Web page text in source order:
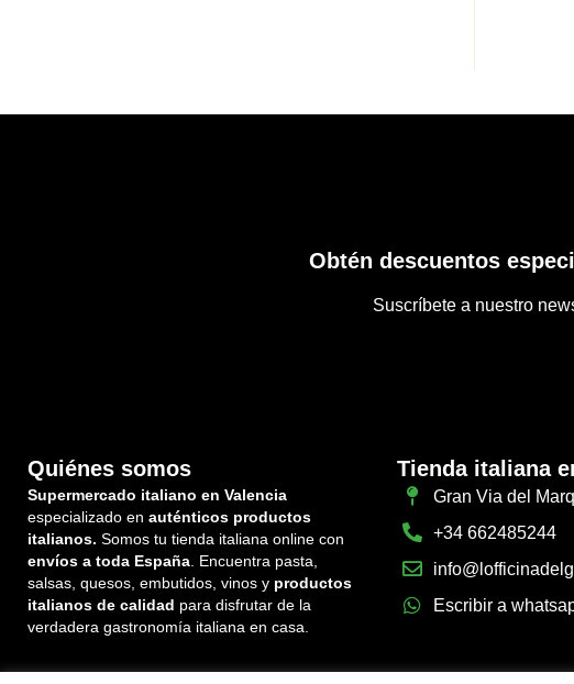
Obtén descuentos
Suscríbete a nuestro
Quiénes somos
Supermercado italiano en Valencia
especializado en auténticos productos
italianos. Somos tu tienda italiana online con
envíos a toda España . Encuentra pasta,
salsas, quesos, embutidos, vinos y productos
italianos de calidad para disfrutar de la
verdadera gastronomía italiana en casa.
Tienda italiana
Gran Via del
+34 662485244
Escribir a